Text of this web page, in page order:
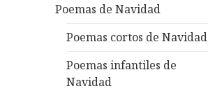
Poemas de Navidad
Poemas cortos de Navidad
Poemas infantiles de
Navidad